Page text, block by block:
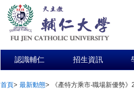
認識輔仁 招生資訊
首頁> 最新動態> 《產特方乘市-職場新優勢